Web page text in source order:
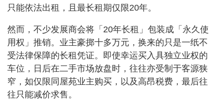
只能依法出租，且最长租期仅限20年。
然而，不少发展商会将「20年长租」包装成「永久使
用权」推销。业主豪掷十多万元，换来的只是一纸不
受法律保障的长租凭证。即使幸运买入具独立业权的
车位，日后在二手市场放盘时，往往亦受制于客源狭
窄，如仅限同屋苑业主购买，以及高昂税费，最后往
往只能减价求售。